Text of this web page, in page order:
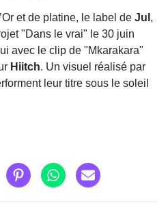
et de platine, le label de Jul ,
"Dans le vrai" le 30 juin
avec le clip de "Mkarakara"
Hiitch. Un visuel réalisé par
leur titre sous le soleil